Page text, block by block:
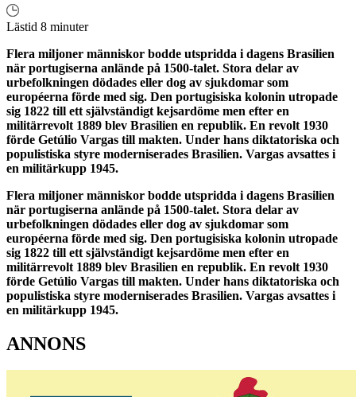
Lästid 8 minuter
Flera miljoner människor bodde utspridda i dagens Brasilien
när portugiserna anlände på 1500-talet. Stora delar av
urbefolkningen dödades eller dog av sjukdomar som
européerna förde med sig. Den portugisiska kolonin utropade
sig 1822 till ett självständigt kejsardöme men efter en
militärrevolt 1889 blev Brasilien en republik. En revolt 1930
förde Getúlio Vargas till makten. Under hans diktatoriska och
populistiska styre moderniserades Brasilien. Vargas avsattes i
en militärkupp 1945.
Flera miljoner människor bodde utspridda i dagens Brasilien
när portugiserna anlände på 1500-talet. Stora delar av
urbefolkningen dödades eller dog av sjukdomar som
européerna förde med sig. Den portugisiska kolonin utropade
sig 1822 till ett självständigt kejsardöme men efter en
militärrevolt 1889 blev Brasilien en republik. En revolt 1930
förde Getúlio Vargas till makten. Under hans diktatoriska och
populistiska styre moderniserades Brasilien. Vargas avsattes i
en militärkupp 1945.
ANNONS